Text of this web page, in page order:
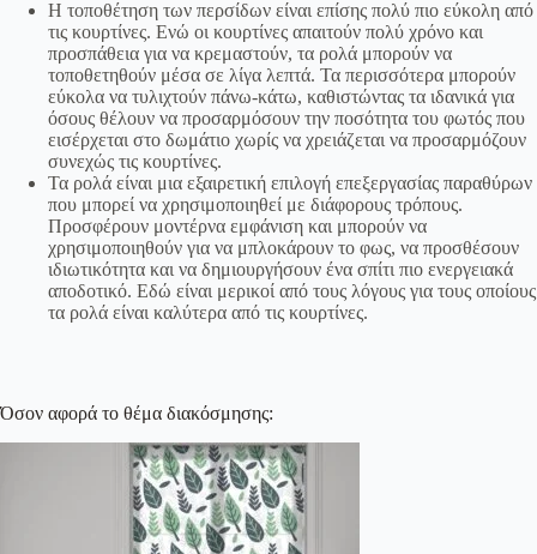
Η τοποθέτηση των περσίδων είναι επίσης πολύ πιο εύκολη από
τις κουρτίνες. Ενώ οι κουρτίνες απαιτούν πολύ χρόνο και
προσπάθεια για να κρεμαστούν, τα ρολά μπορούν να
τοποθετηθούν μέσα σε λίγα λεπτά. Τα περισσότερα μπορούν
εύκολα να τυλιχτούν πάνω-κάτω, καθιστώντας τα ιδανικά για
όσους θέλουν να προσαρμόσουν την ποσότητα του φωτός που
εισέρχεται στο δωμάτιο χωρίς να χρειάζεται να προσαρμόζουν
συνεχώς τις κουρτίνες.
Τα ρολά είναι μια εξαιρετική επιλογή επεξεργασίας παραθύρων
που μπορεί να χρησιμοποιηθεί με διάφορους τρόπους.
Προσφέρουν μοντέρνα εμφάνιση και μπορούν να
χρησιμοποιηθούν για να μπλοκάρουν το φως, να προσθέσουν
ιδιωτικότητα και να δημιουργήσουν ένα σπίτι πιο ενεργειακά
αποδοτικό. Εδώ είναι μερικοί από τους λόγους για τους οποίους
τα ρολά είναι καλύτερα από τις κουρτίνες.
Όσον αφορά το θέμα διακόσμησης: